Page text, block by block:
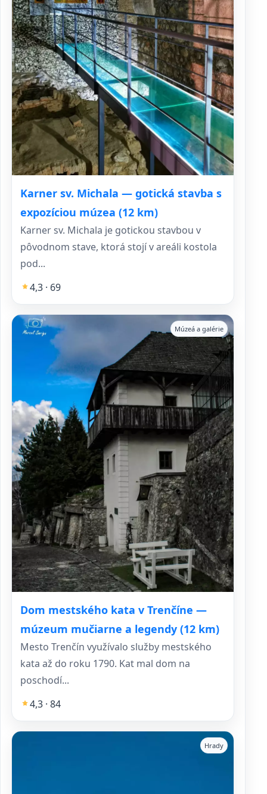
Karner sv. Michala — gotická stavba s
expozíciou múzea (12 km)
Karner sv. Michala je gotickou stavbou v
pôvodnom stave, ktorá stojí v areáli kostola
pod...
4,3 · 69
Dom mestského kata v Trenčíne —
múzeum mučiarne a legendy (12 km)
Múzeá a galérie
Mesto Trenčín využívalo služby mestského
kata až do roku 1790. Kat mal dom na
poschodí...
4,3 · 84
Hrady